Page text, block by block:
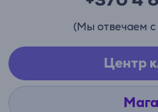
(Мы отвечаем
Центр